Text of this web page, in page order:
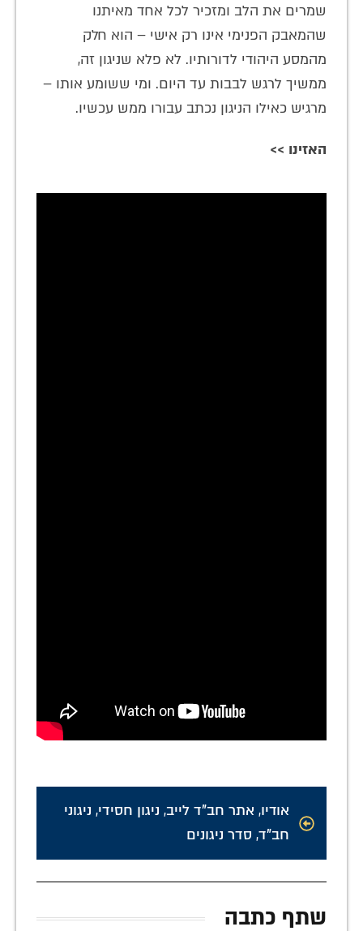
שמרים את הלב ומזכיר לכל אחד מאיתנו
שהמאבק הפנימי אינו רק אישי – הוא חלק
מהמסע היהודי לדורותיו. לא פלא שניגון זה,
ממשיך לרגש לבבות עד היום. ומי ששומע אותו –
מרגיש כאילו הניגון נכתב עבורו ממש עכשיו.
האזינו >>
אודיו, אתר חב"ד לייב, ניגון חסידי, ניגוני
חב"ד, סדר ניגונים
שתף כתבה